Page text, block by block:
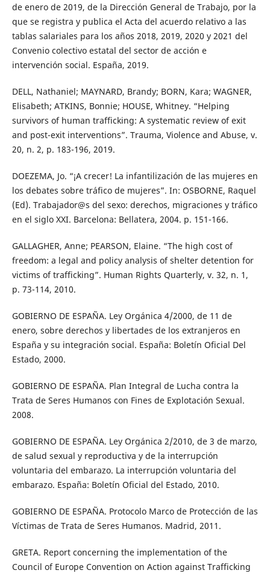
de enero de 2019, de la Dirección General de Trabajo, por la
que se registra y publica el Acta del acuerdo relativo a las
tablas salariales para los años 2018, 2019, 2020 y 2021 del
Convenio colectivo estatal del sector de acción e
intervención social. España, 2019.
DELL, Nathaniel; MAYNARD, Brandy; BORN, Kara; WAGNER,
Elisabeth; ATKINS, Bonnie; HOUSE, Whitney. “Helping
survivors of human trafficking: A systematic review of exit
and post-exit interventions”. Trauma, Violence and Abuse, v.
20, n. 2, p. 183-196, 2019.
DOEZEMA, Jo. “¡A crecer! La infantilización de las mujeres en
los debates sobre tráfico de mujeres”. In: OSBORNE, Raquel
(Ed). Trabajador@s del sexo: derechos, migraciones y tráfico
en el siglo XXI. Barcelona: Bellatera, 2004. p. 151-166.
GALLAGHER, Anne; PEARSON, Elaine. “The high cost of
freedom: a legal and policy analysis of shelter detention for
victims of trafficking”. Human Rights Quarterly, v. 32, n. 1,
p. 73-114, 2010.
GOBIERNO DE ESPAÑA. Ley Orgánica 4/2000, de 11 de
enero, sobre derechos y libertades de los extranjeros en
España y su integración social. España: Boletín Oficial Del
Estado, 2000.
GOBIERNO DE ESPAÑA. Plan Integral de Lucha contra la
Trata de Seres Humanos con Fines de Explotación Sexual.
2008.
GOBIERNO DE ESPAÑA. Ley Orgánica 2/2010, de 3 de marzo,
de salud sexual y reproductiva y de la interrupción
voluntaria del embarazo. La interrupción voluntaria del
embarazo. España: Boletín Oficial del Estado, 2010.
GOBIERNO DE ESPAÑA. Protocolo Marco de Protección de las
Víctimas de Trata de Seres Humanos. Madrid, 2011.
GRETA. Report concerning the implementation of the
Council of Europe Convention on Action against Trafficking